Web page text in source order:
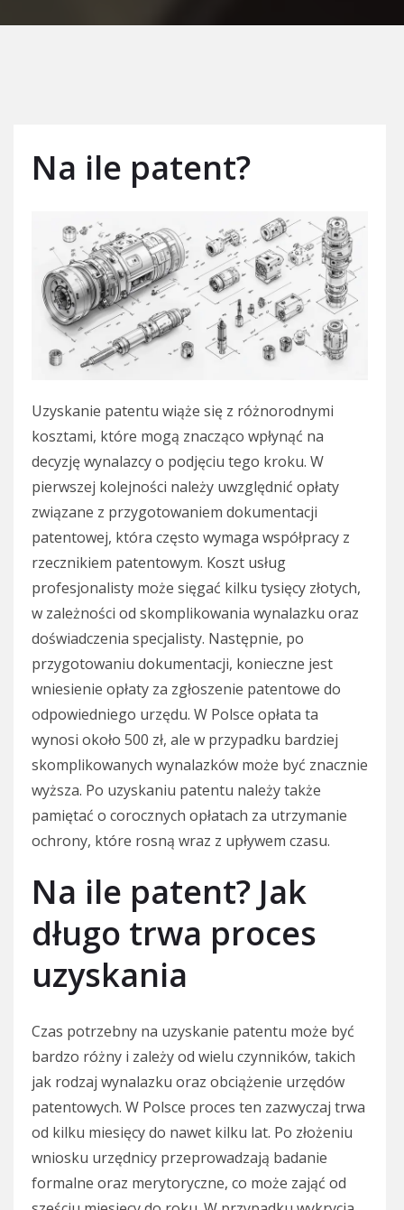
Na ile patent?
Uzyskanie patentu wiąże się z różnorodnymi
kosztami, które mogą znacząco wpłynąć na
decyzję wynalazcy o podjęciu tego kroku. W
pierwszej kolejności należy uwzględnić opłaty
związane z przygotowaniem dokumentacji
patentowej, która często wymaga współpracy z
rzecznikiem patentowym. Koszt usług
profesjonalisty może sięgać kilku tysięcy złotych,
w zależności od skomplikowania wynalazku oraz
doświadczenia specjalisty. Następnie, po
przygotowaniu dokumentacji, konieczne jest
wniesienie opłaty za zgłoszenie patentowe do
odpowiedniego urzędu. W Polsce opłata ta
wynosi około 500 zł, ale w przypadku bardziej
skomplikowanych wynalazków może być znacznie
wyższa. Po uzyskaniu patentu należy także
pamiętać o corocznych opłatach za utrzymanie
ochrony, które rosną wraz z upływem czasu.
Na ile patent? Jak
długo trwa proces
uzyskania
Czas potrzebny na uzyskanie patentu może być
bardzo różny i zależy od wielu czynników, takich
jak rodzaj wynalazku oraz obciążenie urzędów
patentowych. W Polsce proces ten zazwyczaj trwa
od kilku miesięcy do nawet kilku lat. Po złożeniu
wniosku urzędnicy przeprowadzają badanie
formalne oraz merytoryczne, co może zająć od